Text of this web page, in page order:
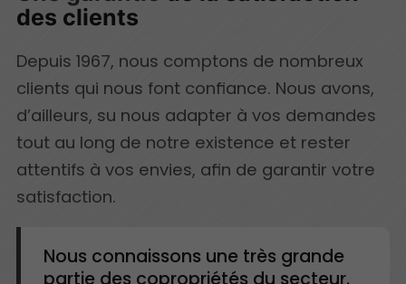
des clients
Depuis 1967, nous comptons de nombreux
clients qui nous font confiance. Nous avons,
d’ailleurs, su nous adapter à vos demandes
tout au long de notre existence et rester
attentifs à vos envies, afin de garantir votre
satisfaction.
Nous connaissons une très grande
partie des copropriétés du secteur.